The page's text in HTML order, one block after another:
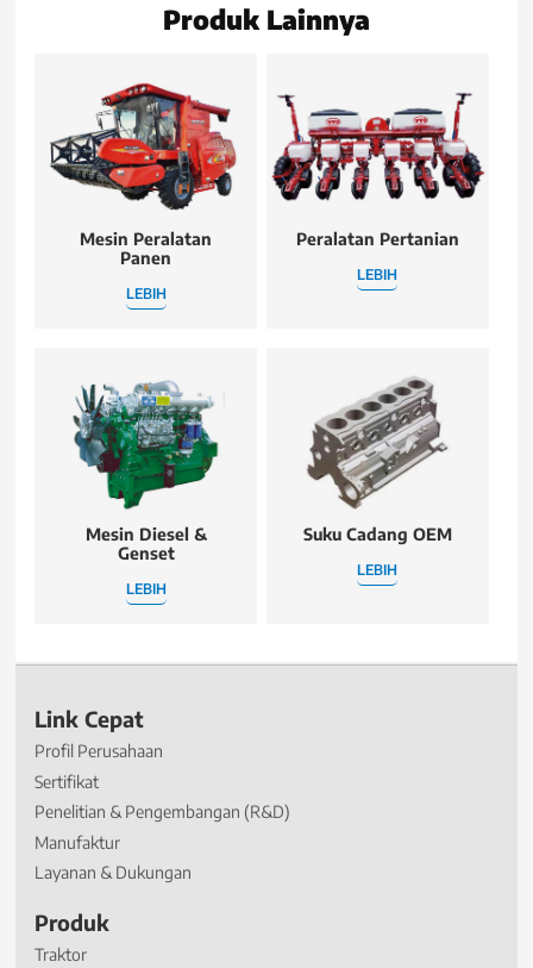
Produk Lainnya
Mesin Peralatan
Panen
LEBIH
Peralatan Pertanian
LEBIH
Mesin Diesel &
Genset
LEBIH
Suku Cadang OEM
LEBIH
Link Cepat
Profil Perusahaan
Sertifikat
Penelitian & Pengembangan (R&D)
Manufaktur
Layanan & Dukungan
Produk
Traktor